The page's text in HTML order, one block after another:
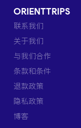
ORIENTTRIPS
联系我们
关于我们
与我们合作
条款和条件
退款政策
隐私政策
博客